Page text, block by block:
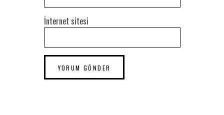
İnternet sitesi